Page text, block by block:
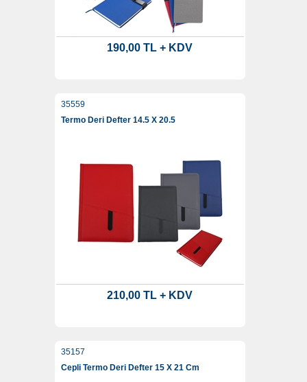
190,00 TL + KDV
35559
Termo Deri Defter 14.5 X 20.5
210,00 TL + KDV
35157
Cepli Termo Deri Defter 15 X 21 Cm